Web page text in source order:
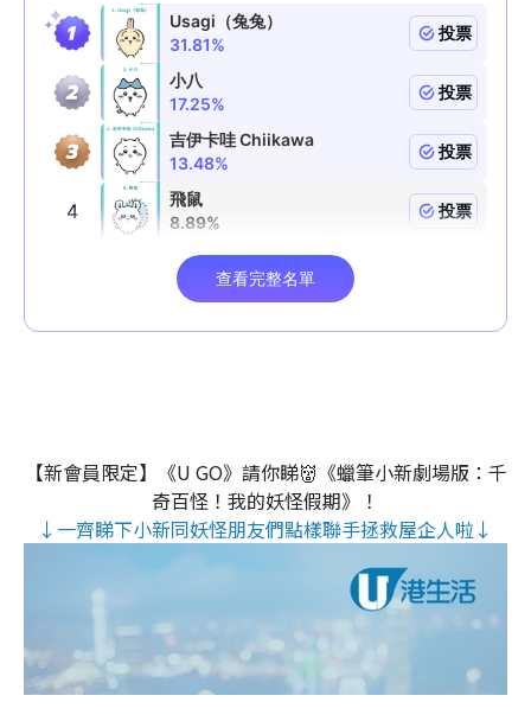
【新會員限定】《U GO》請你睇👹《蠟筆小新劇場版：千
奇百怪！我的妖怪假期》！
↓一齊睇下小新同妖怪朋友們點樣聯手拯救屋企人啦↓